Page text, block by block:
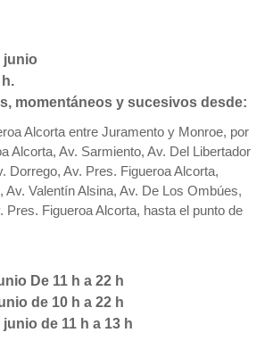
junio
h.
momentáneos y sucesivos desde:
Alcorta entre Juramento y Monroe, por
Alcorta, Av. Sarmiento, Av. Del Libertador
Dorrego, Av. Pres. Figueroa Alcorta,
Av. Valentín Alsina, Av. De Los Ombúes,
Pres. Figueroa Alcorta, hasta el punto de
De 11 h a 22 h
de 10 h a 22 h
de 11 h a 13 h